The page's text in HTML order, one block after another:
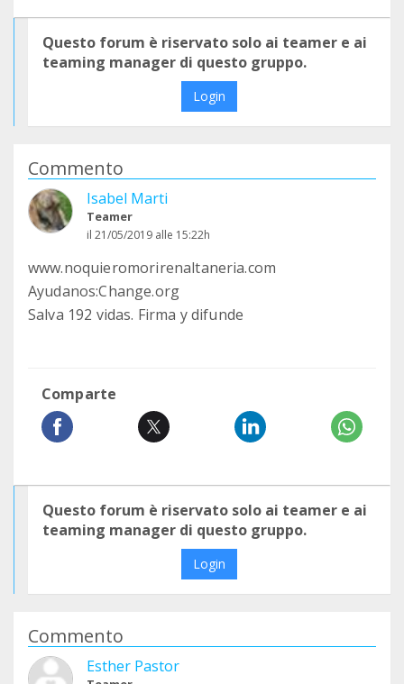
Questo forum è riservato solo ai teamer e ai
teaming manager di questo gruppo.
Login
Commento
Isabel Marti
Teamer
il 21/05/2019 alle 15:22h
www.noquieromorirenaltaneria.com
Ayudanos:Change.org
Salva 192 vidas. Firma y difunde
Comparte
Questo forum è riservato solo ai teamer e ai
teaming manager di questo gruppo.
Login
Commento
Esther Pastor